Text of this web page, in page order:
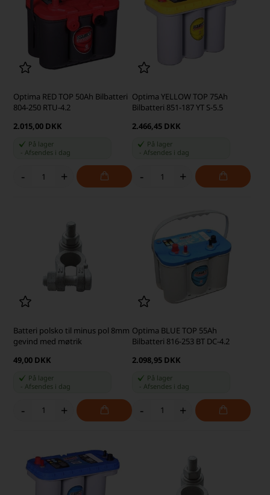
Optima RED TOP 50Ah Bilbatteri
804-250 RTU-4.2
2.015,00 DKK
På lager
-Afsendes i dag
- +
Optima YELLOW TOP 75Ah
Bilbatteri 851-187 YT S-5.5
2.466,45 DKK
På lager
Afsendes i dag
- +
Batteri polsko til minus pol 8mm
gevind med møtrik
49,00 DKK
På lager
Afsendes i dag
- +
Optima BLUE TOP 55Ah
Bilbatteri 816-253 BT DC-4.2
2.098,95 DKK
På lager
Afsendes i dag
- +